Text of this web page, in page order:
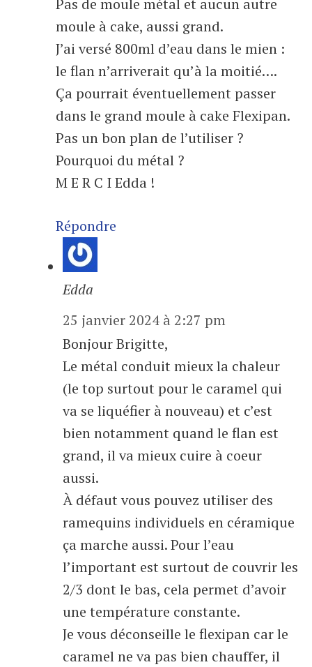
Pas de moule métal et aucun autre
moule à cake, aussi grand.
J’ai versé 800ml d’eau dans le mien :
le flan n’arriverait qu’à la moitié….
Ça pourrait éventuellement passer
dans le grand moule à cake Flexipan.
Pas un bon plan de l’utiliser ?
Pourquoi du métal ?
M E R C I Edda !
Répondre
Edda
25 janvier 2024 à 2:27 pm
Bonjour Brigitte,
Le métal conduit mieux la chaleur
(le top surtout pour le caramel qui
va se liquéfier à nouveau) et c’est
bien notamment quand le flan est
grand, il va mieux cuire à coeur
aussi.
À défaut vous pouvez utiliser des
ramequins individuels en céramique
ça marche aussi. Pour l’eau
l’important est surtout de couvrir les
2/3 dont le bas, cela permet d’avoir
une température constante.
Je vous déconseille le flexipan car le
caramel ne va pas bien chauffer, il